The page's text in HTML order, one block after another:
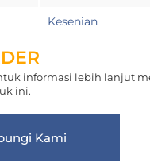
Kesenian
informasi lebih lanjut
ini.
Kami